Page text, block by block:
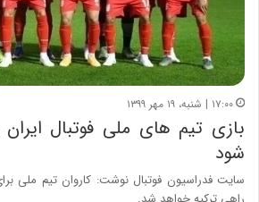
۱۷:۰۰ | شنبه، ۱۹ مهر ۱۳۹۹
بازی تیم های ملی فوتبال
شود
سایت فدراسیون فوتبال نوشت: کاروان تیم ملی